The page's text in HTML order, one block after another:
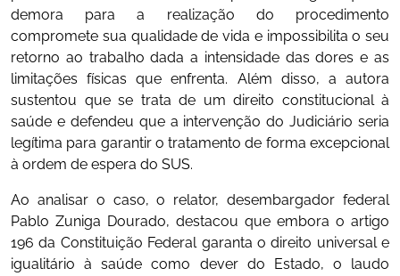
demora para a realização do procedimento
compromete sua qualidade de vida e impossibilita o seu
retorno ao trabalho dada a intensidade das dores e as
limitações físicas que enfrenta. Além disso, a autora
sustentou que se trata de um direito constitucional à
saúde e defendeu que a intervenção do Judiciário seria
legítima para garantir o tratamento de forma excepcional
à ordem de espera do SUS.
Ao analisar o caso, o relator, desembargador federal
Pablo Zuniga Dourado, destacou que embora o artigo
196 da Constituição Federal garanta o direito universal e
igualitário à saúde como dever do Estado, o laudo